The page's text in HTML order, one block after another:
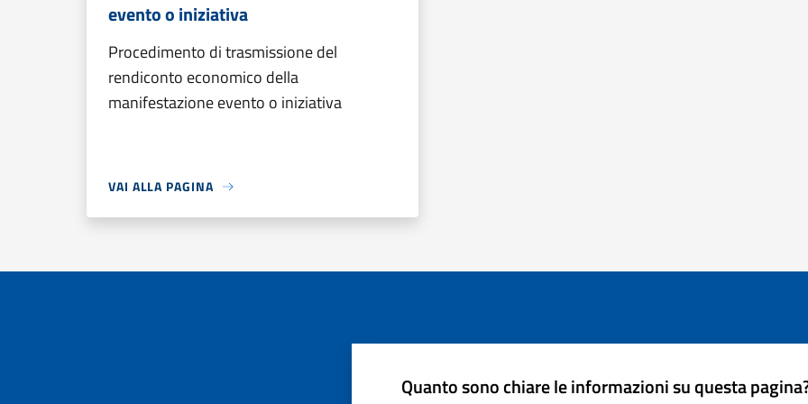
evento o iniziativa
Procedimento di trasmissione del
rendiconto economico della
manifestazione evento o iniziativa
VAI ALLA PAGINA
Quanto sono chiare le informazioni su questa